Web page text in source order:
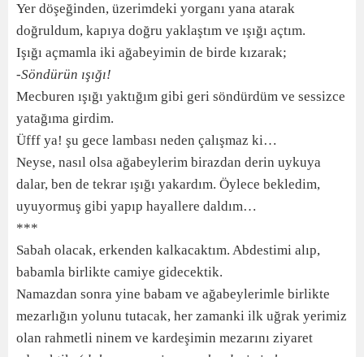
Yer döşeğinden, üzerimdeki yorganı yana atarak
doğruldum, kapıya doğru yaklaştım ve ışığı açtım.
Işığı açmamla iki ağabeyimin de birde kızarak;
-Söndürün ışığı!
Mecburen ışığı yaktığım gibi geri söndürdüm ve sessizce
yatağıma girdim.
Üfff ya! şu gece lambası neden çalışmaz ki…
Neyse, nasıl olsa ağabeylerim birazdan derin uykuya
dalar, ben de tekrar ışığı yakardım. Öylece bekledim,
uyuyormuş gibi yapıp hayallere daldım…
***
Sabah olacak, erkenden kalkacaktım. Abdestimi alıp,
babamla birlikte camiye gidecektik.
Namazdan sonra yine babam ve ağabeylerimle birlikte
mezarlığın yolunu tutacak, her zamanki ilk uğrak yerimiz
olan rahmetli ninem ve kardeşimin mezarını ziyaret